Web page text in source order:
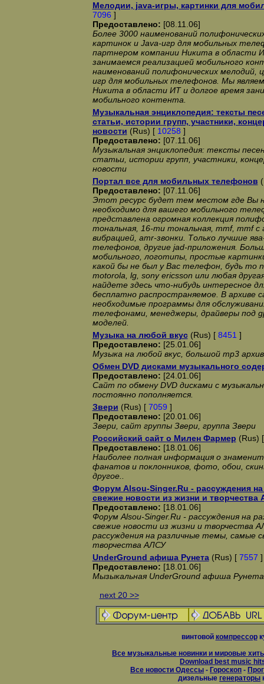
Мелодии, java-игры, картинки для
7096 ]
Предоставлено: [08.11.06]
Более 3000 наименований
картинок и Java-игр для мобильных
партнером компании Никита в области
занимаемся реализацией мобильного
наименований полифонических мелодий,
игр для мобильных телефонов. Мы
Никита в области ИТ и долгое время
мобильного контента.
Музыкальная энциклопедия: тексты
статьи, истории групп, участники,
новости (Rus) [ 10258 ]
Предоставлено: [07.11.06]
Музыкальная энциклопедия: тексты
статьи, истории групп, участники,
новости
Портал все для мобильных телефонов
Предоставлено: [07.11.06]
Этот ресурс будет тем местом где Вы
необходимо для вашего мобильного
представлена огромная коллекция
тональная, 16-ти тональная, mmf, mmf с
вибрацией, amr-звонки. Только лучшие
телефонов, другие jad-приложения.
мобильного, логотипы, простые
какой бы не был у Вас телефон, будь то
motorola, lg, sony ericsson или любая
найдете здесь что-нибудь интересное
бесплатно распространяемое. В архиве
необходимые программы для
телефонами, менеджеры, драйверы под
моделей.
Музыка на любой вкус(Rus) [ 8451 ]
Предоставлено: [25.01.06]
Музыка на любой вкус, большой mp3 архив
Обмен DVD дисками музыкального
Предоставлено: [24.01.06]
Сайт по обмену DVD дисками с
постоянно пополняется.
Звери (Rus) [ 7059 ]
Предоставлено: [20.01.06]
Звери, сайт группы Звери, группа Звери
Российский сайт о Милен Фармер (Rus)
Предоставлено: [18.01.06]
Наиболее полная информация о
фанатов и поклонников, фото, обои,
другое..
Форум Alsou-Singer.Ru - рассуждения
свежие новости из жизни и творчества
Предоставлено: [18.01.06]
Форум Alsou-Singer.Ru - рассуждения на
свежие новости из жизни и творчества
рассуждения на различные темы, самые
творчества АЛСУ
UnderGround афиша Рунета(Rus) [ 7557 ]
Предоставлено: [18.01.06]
Мызыкальная UnderGround афиша Рунета
next 20 >>
винтовой компрессор
Все музыкальные новинки и мировые
Download best music
Все новости Одессы - Гороскоп -
дизельные генераторы